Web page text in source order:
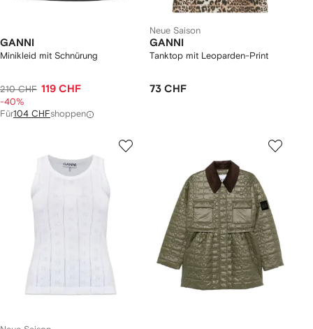
GANNI
Minikleid mit Schnürung
210 CHF 119 CHF
-40%
Für104 CHFshoppen
Neue Saison
GANNI
Tanktop mit Leoparden-Print
73 CHF